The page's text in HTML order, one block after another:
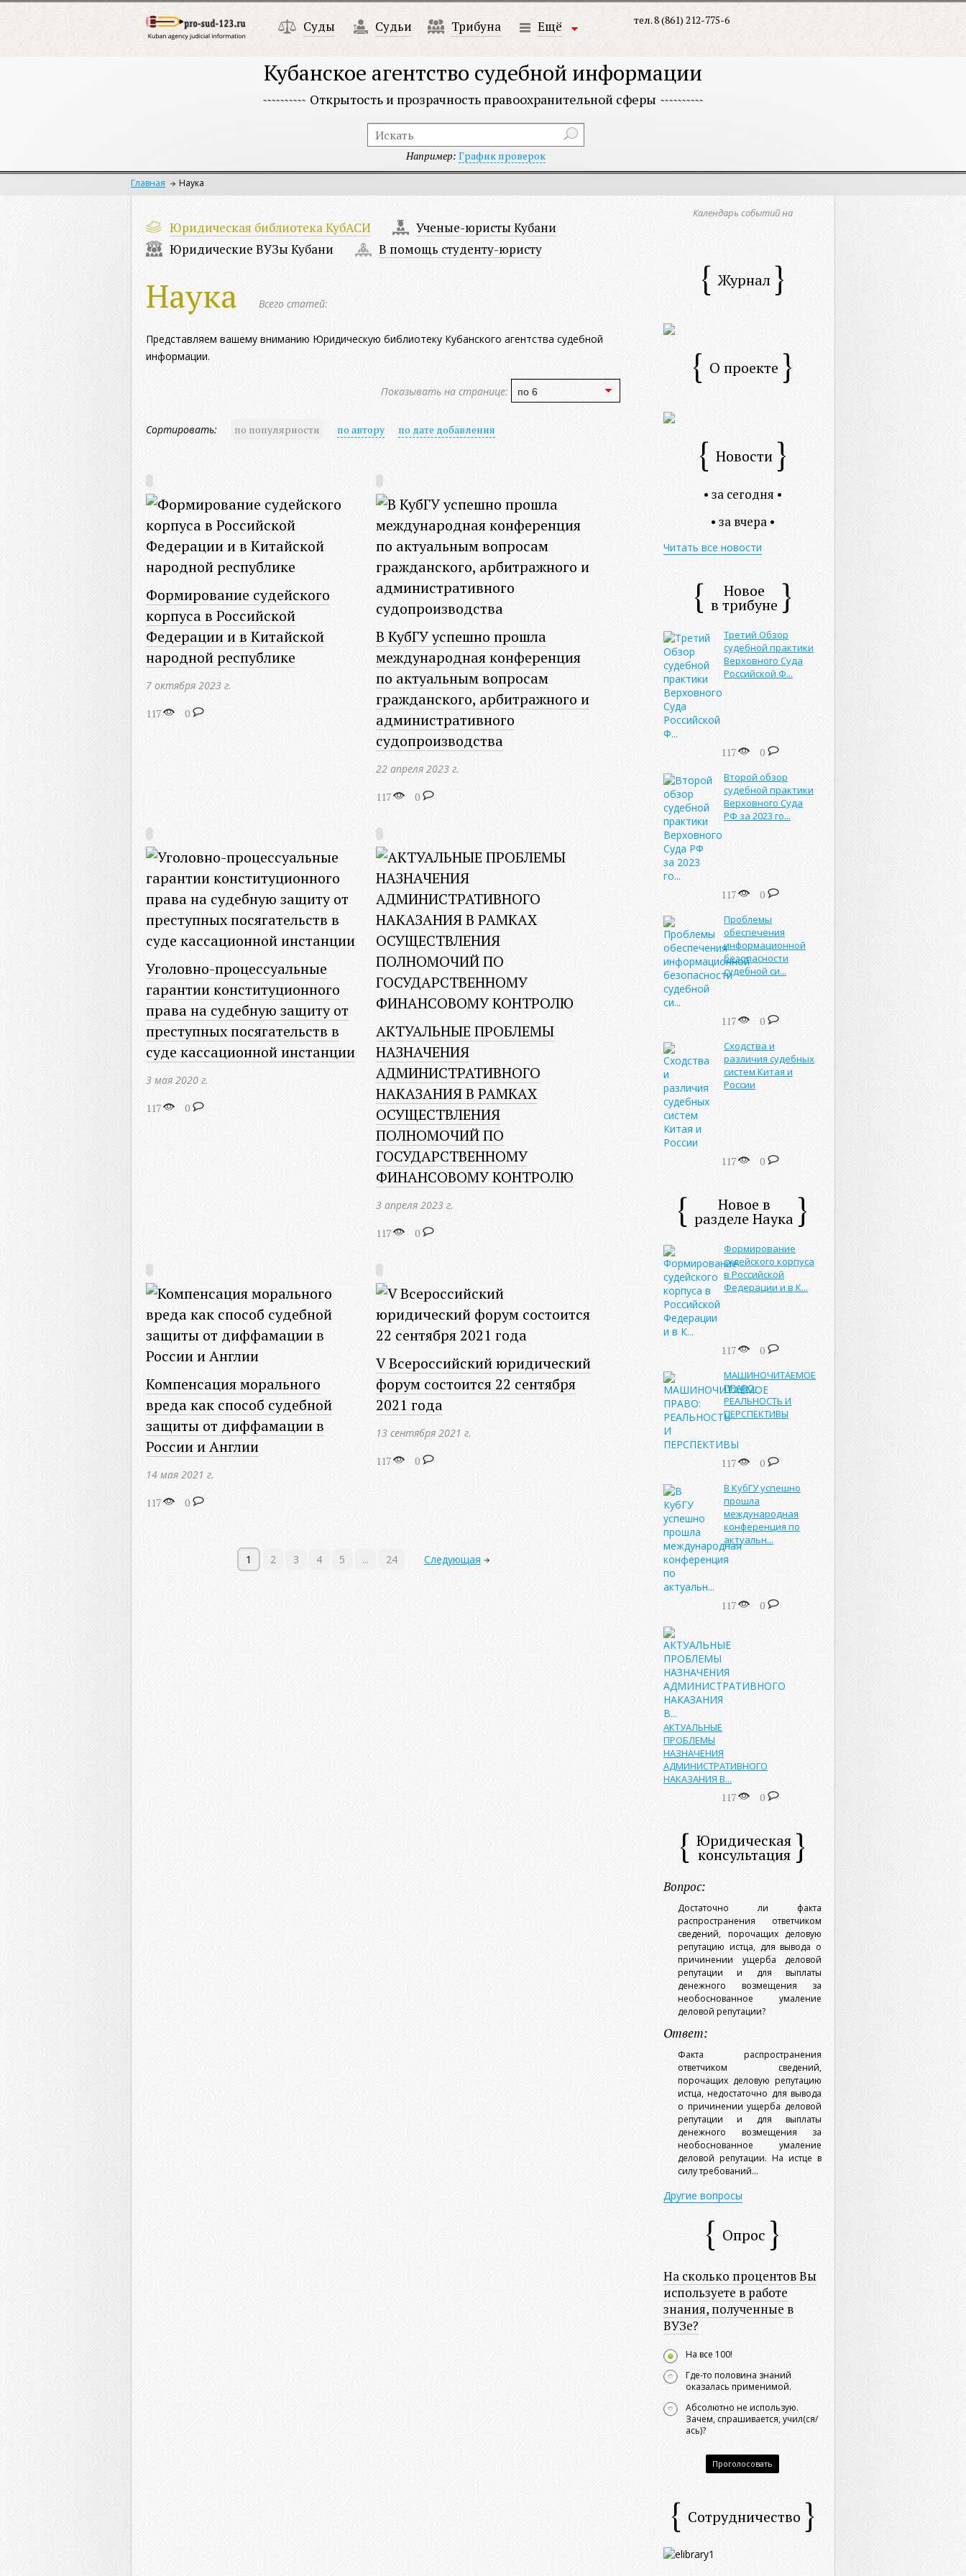
Суды Судьи Трибуна Ещё тел. 8 (861) 212-775-6
Кубанское агентство судебной информации
Открытость и прозрачность правоохранительной сферы
Например: График проверок
Главная Наука
Юридическая библиотека КубАСИ
Ученые-юристы Кубани
Юридические ВУЗы Кубани
В помощь студенту-юристу
Наука Всего статей:
Представляем вашему вниманию Юридическую библиотеку Кубанского агентства судебной
информации.
Показывать на странице:
Сортировать: по популярности по автору по дате добавления
Формирование судейского
корпуса в Российской
Федерации и в Китайской
народной республике
7 октября 2023 г.
117 0
В КубГУ успешно прошла
международная конференция
по актуальным вопросам
гражданского, арбитражного и
административного
судопроизводства
22 апреля 2023 г.
117 0
Уголовно-процессуальные
гарантии конституционного
права на судебную защиту от
преступных посягательств в
суде кассационной инстанции
3 мая 2020 г.
117 0
АКТУАЛЬНЫЕ ПРОБЛЕМЫ
НАЗНАЧЕНИЯ
АДМИНИСТРАТИВНОГО
НАКАЗАНИЯ В РАМКАХ
ОСУЩЕСТВЛЕНИЯ
ПОЛНОМОЧИЙ ПО
ГОСУДАРСТВЕННОМУ
ФИНАНСОВОМУ КОНТРОЛЮ
3 апреля 2023 г.
117 0
Компенсация морального
вреда как способ судебной
защиты от диффамации в
России и Англии
14 мая 2021 г.
117 0
V Всероссийский юридический
форум состоится 22 сентября
2021 года
13 сентября 2021 г.
117 0
1 2 3 4 5 ... 24 Следующая
Календарь событий на
Журнал
О проекте
Новости
• за сегодня •
• за вчера •
Читать все новости
Новое
в трибуне
Третий Обзор
судебной практики
Верховного Суда
Российской Ф...
117 0
Второй обзор
судебной практики
Верховного Суда
РФ за 2023 го...
117 0
Проблемы
обеспечения
информационной
безопасности
судебной си...
117 0
Сходства и
различия судебных
систем Китая и
России
117 0
Новое в
разделе Наука
Формирование
судейского корпуса
в Российской
Федерации и в К...
117 0
МАШИНОЧИТАЕМОЕ
ПРАВО:
РЕАЛЬНОСТЬ И
ПЕРСПЕКТИВЫ
117 0
В КубГУ успешно
прошла
международная
конференция по
актуальн...
117 0
АКТУАЛЬНЫЕ
ПРОБЛЕМЫ
НАЗНАЧЕНИЯ
АДМИНИСТРАТИВНОГО
НАКАЗАНИЯ В...
117 0
Юридическая
консультация
Вопрос:
Достаточно ли факта
распространения ответчиком
сведений, порочащих деловую
репутацию истца, для вывода о
причинении ущерба деловой
репутации и для выплаты
денежного возмещения за
необоснованное умаление
деловой репутации?
Ответ:
Факта распространения
ответчиком сведений,
порочащих деловую репутацию
истца, недостаточно для вывода
о причинении ущерба деловой
репутации и для выплаты
денежного возмещения за
необоснованное умаление
деловой репутации. На истце в
силу требований...
Другие вопросы
Опрос
На сколько процентов Вы
используете в работе
знания, полученные в
ВУЗе?
На все 100!
Где-то половина знаний
оказалась применимой.
Абсолютно не использую.
Зачем, спрашивается, учил(ся/
ась)?
Проголосовать
Сотрудничество